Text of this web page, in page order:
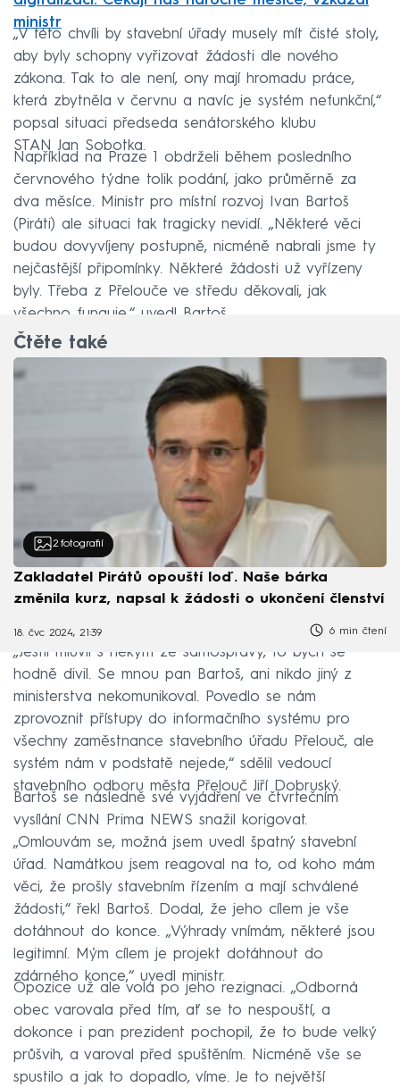
ministr
„V této chvíli by stavební úřady musely mít čisté stoly,
aby byly schopny vyřizovat žádosti dle nového
zákona. Tak to ale není, ony mají hromadu práce,
která zbytněla v červnu a navíc je systém nefunkční,“
popsal situaci předseda senátorského klubu
STAN Jan Sobotka.
Například na Praze 1 obdrželi během posledního
červnového týdne tolik podání, jako průměrně za
dva měsíce. Ministr pro místní rozvoj Ivan Bartoš
(Piráti) ale situaci tak tragicky nevidí. „Některé věci
budou dovyvíjeny postupně, nicméně nabrali jsme ty
nejčastější připomínky. Některé žádosti už vyřízeny
byly. Třeba z Přelouče ve středu děkovali, jak
všechno funguje,“ uvedl Bartoš.
Čtěte také
2 fotografií
Zakladatel Pirátů opouští loď. Naše bárka
změnila kurz, napsal k žádosti o ukončení členství
18. čvc 2024, 21:39 6 min čtení
„Jestli mluvil s někým ze samosprávy, to bych se
hodně divil. Se mnou pan Bartoš, ani nikdo jiný z
ministerstva nekomunikoval. Povedlo se nám
zprovoznit přístupy do informačního systému pro
všechny zaměstnance stavebního úřadu Přelouč, ale
systém nám v podstatě nejede,“ sdělil vedoucí
stavebního odboru města Přelouč Jiří Dobruský.
Bartoš se následně své vyjádření ve čtvrtečním
vysílání CNN Prima NEWS snažil korigovat.
„Omlouvám se, možná jsem uvedl špatný stavební
úřad. Namátkou jsem reagoval na to, od koho mám
věci, že prošly stavebním řízením a mají schválené
žádosti,“ řekl Bartoš. Dodal, že jeho cílem je vše
dotáhnout do konce. „Výhrady vnímám, některé jsou
legitimní. Mým cílem je projekt dotáhnout do
zdárného konce,“ uvedl ministr.
Opozice už ale volá po jeho rezignaci. „Odborná
obec varovala před tím, ať se to nespouští, a
dokonce i pan prezident pochopil, že to bude velký
průšvih, a varoval před spuštěním. Nicméně vše se
spustilo a jak to dopadlo, víme. Je to největší